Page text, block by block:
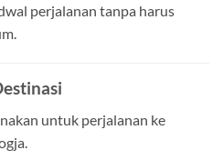
perjalanan tanpa harus
untuk perjalanan ke